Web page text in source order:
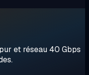
et réseau 40 Gbps